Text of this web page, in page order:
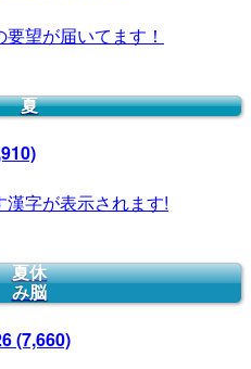
望が届いてます！
夏
字が表示されます!
夏休
み脳
(7,660)